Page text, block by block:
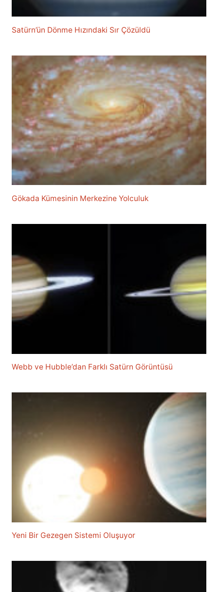
Satürn’ün Dönme Hızındaki Sır Çözüldü
Gökada Kümesinin Merkezine Yolculuk
Webb ve Hubble’dan Farklı Satürn Görüntüsü
Yeni Bir Gezegen Sistemi Oluşuyor